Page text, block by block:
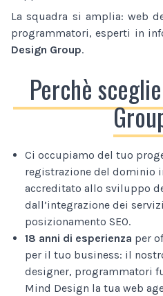
La squadra si amplia: web
programmatori, esperti in
Design Group.
Perchè
Ci occupiamo del tuo
registrazione del dominio
accreditato allo sviluppo
dall’integrazione dei
posizionamento SEO.
18 anni di esperienza per
per il tuo business: il
designer, programmatori
Mind Design la tua web